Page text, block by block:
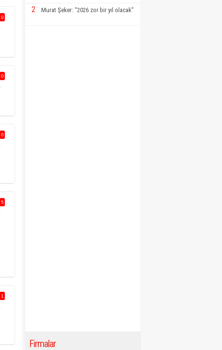
0
0
0
5
1
2 Murat Şeker: "2026 zor bir yıl olacak"
Firmalar